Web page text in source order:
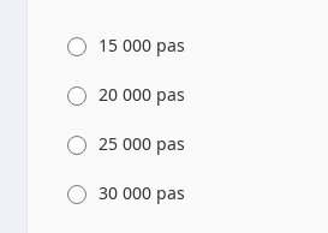
15 000 pas
20 000 pas
25 000 pas
30 000 pas